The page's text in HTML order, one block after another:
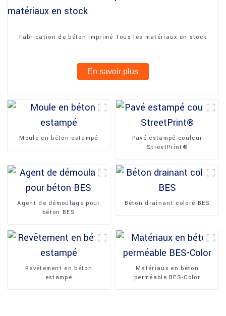
Fabrication de béton imprimé Tous les matériaux en stock
En savoir plus
Moule en béton estampé
Pavé estampé couleur
StreetPrint®
Agent de démoulage pour
béton BES
Béton drainant coloré BES
Revêtement en béton
estampé
Matériaux en béton
perméable BES-Color